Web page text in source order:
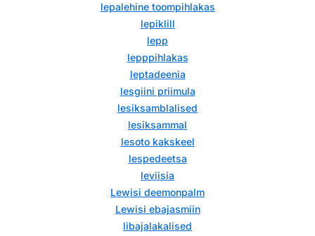
lepalehine toompihlakas
lepiklill
lepp
lepppihlakas
leptadeenia
lesgiini priimula
lesiksamblalised
lesiksammal
lesoto kakskeel
lespedeetsa
leviisia
Lewisi deemonpalm
Lewisi ebajasmiin
libajalakalised